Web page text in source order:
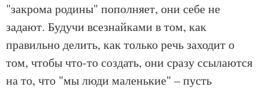
"закрома родины" пополняет, они себе не
задают. Будучи всезнайками в том, как
правильно делить, как только речь заходит о
том, чтобы что-то создать, они сразу ссылаются
на то, что "мы люди маленькие" – пусть